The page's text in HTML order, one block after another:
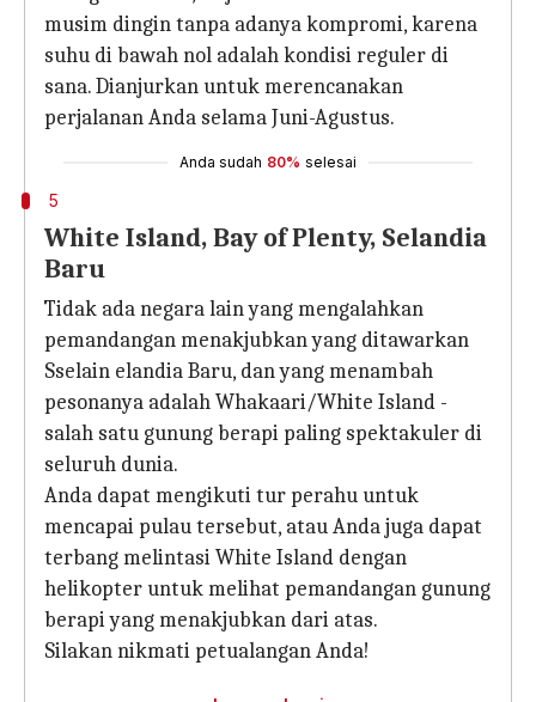
musim dingin tanpa adanya kompromi, karena
suhu di bawah nol adalah kondisi reguler di
sana. Dianjurkan untuk merencanakan
perjalanan Anda selama Juni-Agustus.
Anda sudah 80% selesai
5
White Island, Bay of Plenty, Selandia
Baru
Tidak ada negara lain yang mengalahkan
pemandangan menakjubkan yang ditawarkan
Sselain elandia Baru, dan yang menambah
pesonanya adalah Whakaari/White Island -
salah satu gunung berapi paling spektakuler di
seluruh dunia.
Anda dapat mengikuti tur perahu untuk
mencapai pulau tersebut, atau Anda juga dapat
terbang melintasi White Island dengan
helikopter untuk melihat pemandangan gunung
berapi yang menakjubkan dari atas.
Silakan nikmati petualangan Anda!